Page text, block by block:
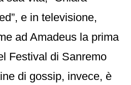
e in televisione,
ad Amadeus la prima
Festival di Sanremo
di gossip, invece, è